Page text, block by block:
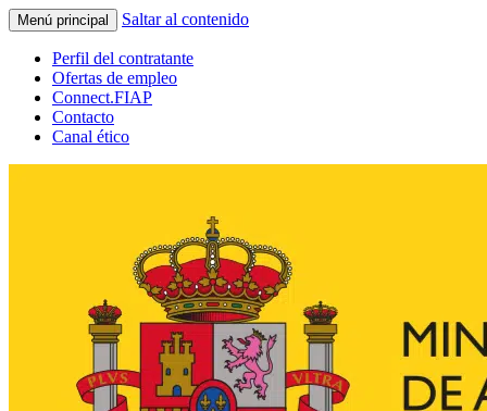
Menú principal Saltar al contenido
Perfil del contratante
Ofertas de empleo
Connect.FIAP
Contacto
Canal ético